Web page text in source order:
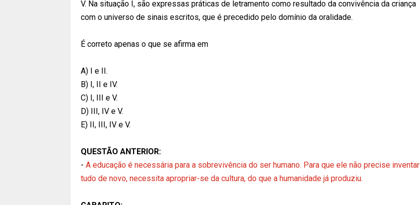
V. Na situação I, são expressas práticas de letramento como resultado da convivência da criança
com o universo de sinais escritos, que é precedido pelo domínio da oralidade.
É correto apenas o que se afirma em
A) I e II.
B) I, II e IV.
C) I, III e V.
D) III, IV e V.
E) II, III, IV e V.
QUESTÃO ANTERIOR:
- A educação é necessária para a sobrevivência do ser humano. Para que ele não precise inventar
tudo de novo, necessita apropriar-se da cultura, do que a humanidade já produziu.